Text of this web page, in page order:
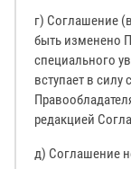
г) Соглашение
быть изменено
специального
вступает в
редакцией
д) Соглашение